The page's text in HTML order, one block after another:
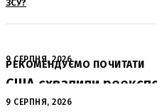
ЗСУ?
РЕКОМЕНДУЄМО ПОЧИТАТИ
9 СЕРПНЯ, 2026
США схвалили
з Туреччини для
9 СЕРПНЯ, 2026